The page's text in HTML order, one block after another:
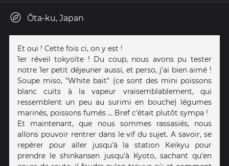
Ōta-ku, Japan
Et oui ! Cette fois ci, on y est !
1er réveil tokyoïte ! Du coup, nous avons pu tester
notre 1er petit déjeuner aussi, et perso, j'ai bien aimé !
Soupe miso, "White bait" (ce sont des mini poissons
blanc cuits à la vapeur vraisemblablement, qui
ressemblent un peu au surimi en bouche) légumes
marinés, poissons fumés ... Bref c'était plutôt sympa !
Et maintenant, que nous sommes rassasiés, nous
allons pouvoir rentrer dans le vif du sujet. A savoir, se
repérer pour aller jusqu'à la station Keikyu pour
prendre le shinkansen jusqu'à Kyoto, sachant qu'en